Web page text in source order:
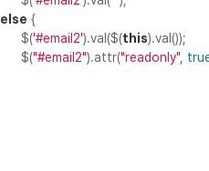
else {
$('#email2').val($(this).val());
$("#email2").attr("readonly"